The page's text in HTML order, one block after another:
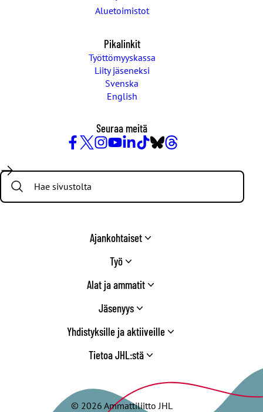
Aluetoimistot
Pikalinkit
Työttömyyskassa
Liity jäseneksi
Svenska
English
Seuraa meitä
/
Twitter
Search:
Ajankohtaiset
Työ
Alat ja ammatit
Jäsenyys
Yhdistyksille ja aktiiveille
Tietoa JHL:stä
© 2026 Ammattiliitto JHL